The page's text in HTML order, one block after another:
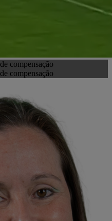
compensação
compensação